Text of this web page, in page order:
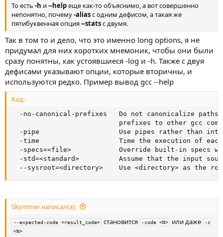
То есть -h и--helpеще как-то объяснимо, а вот совершенно
непонятно, почему-aliasс одним дефисом, а такая же
пятибуквенная опция--statsс двумя.
Так в том то и дело, что это именно long options, я не
придумал для них коротких мнемоник, чтобы они были
сразу понятны, как устоявшиеся -log и -h. Также с двуя
дефисами указывают опции, которые вторичны, и
используются редко. Пример вывод gcc --help
Код:
-no-canonical-prefixes   Do not canonicalize paths
prefixes to other gcc
-pipe                    Use pipes rather than
-time                    Time the execution of
-specs=<file>            Override built-in specs
-std=<standard>          Assume that the input
--sysroot=<directory>    Use <directory> as the
Skymmer написал(а):
--expected-code <result_code> становится -code <N> или даже
-c
<N>